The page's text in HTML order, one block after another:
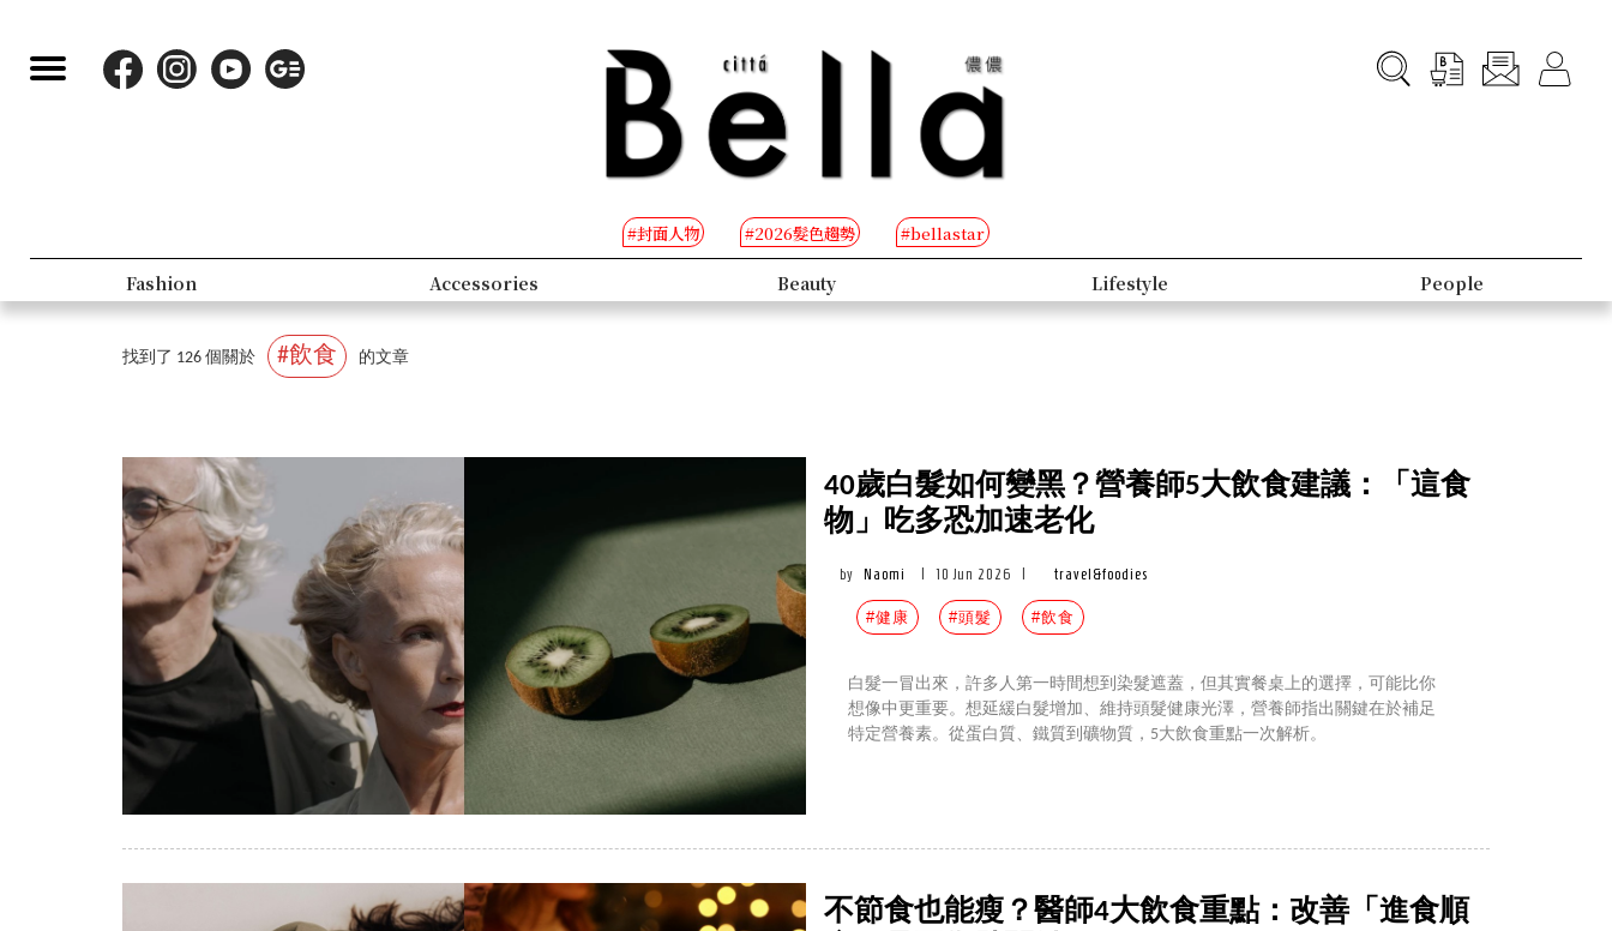
#封面人物 #2026髮色趨勢 #bellastar
People
找到了 126 個關於 #飲食 的文章
40歲白髮如何變黑？營養師5大飲食建議：「這食
物」吃多恐加速老化
by Naomi 10 Jun 2026 travel&foodies
#健康 #頭髮 #飲食
白髮一冒出來，許多人第一時間想到染髮遮蓋，但其實餐桌上的選擇，可能比你
想像中更重要。想延緩白髮增加、維持頭髮健康光澤，營養師指出關鍵在於補足
特定營養素。從蛋白質、鐵質到礦物質，5大飲食重點一次解析。
不節食也能瘦？醫師4大飲食重點：改善「進食順